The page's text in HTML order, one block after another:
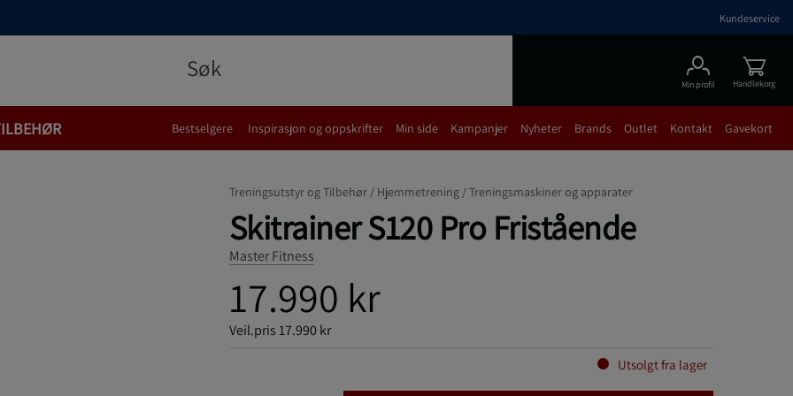
Kundeservice
Min profil Handlekorg
Bestselgere Inspirasjon og oppskrifter Min side Kampanjer Nyheter Brands Outlet Kontakt Gavekort
Treningsutstyr og Tilbehør / Hjemmetrening /Treningsmaskiner og apparater
Skitrainer S120 Pro Fristående
Master Fitness
17.990 kr
Veil.pris17.990 kr
Utsolgt fra lager